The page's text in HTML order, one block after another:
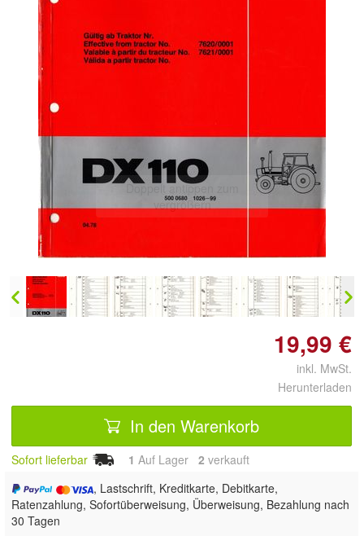
Doppelt antippen zum
vergrößern
19,99 €
inkl. MwSt.
Herunterladen
In den Warenkorb
Sofort lieferbar 1 Auf Lager 2 verkauft
, Lastschrift, Kreditkarte, Debitkarte,
Ratenzahlung, Sofortüberweisung, Überweisung, Bezahlung nach
30 Tagen